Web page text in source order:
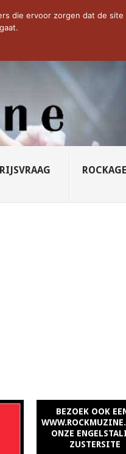
CD VAN DE WEEK: SLEEPING...
BEZOEK OOK
ONZE
ZUSTERSITE
die ervoor zorgen dat de